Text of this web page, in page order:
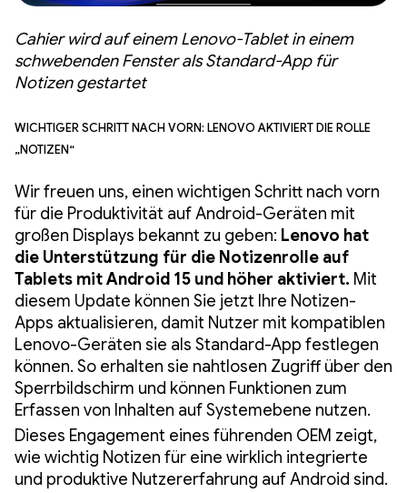
Cahier wird auf einem Lenovo-Tablet in einem
schwebenden Fenster als Standard-App für
Notizen gestartet
Wichtiger Schritt nach vorn: Lenovo aktiviert die Rolle
„Notizen“
Wir freuen uns, einen wichtigen Schritt nach vorn
für die Produktivität auf Android-Geräten mit
großen Displays bekannt zu geben: Lenovo hat
die Unterstützung für die Notizenrolle auf
Tablets mit Android 15 und höher aktiviert. Mit
diesem Update können Sie jetzt Ihre Notizen-
Apps aktualisieren, damit Nutzer mit kompatiblen
Lenovo-Geräten sie als Standard-App festlegen
können. So erhalten sie nahtlosen Zugriff über den
Sperrbildschirm und können Funktionen zum
Erfassen von Inhalten auf Systemebene nutzen.
Dieses Engagement eines führenden OEM zeigt,
wie wichtig Notizen für eine wirklich integrierte
und produktive Nutzererfahrung auf Android sind.